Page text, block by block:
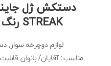
دستکش ژل
STREAK رنگ آبی
لوازم دوچرخه سوار,
مناسب : آقایان/ بانوان قابلبت